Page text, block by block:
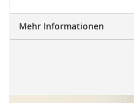
Mehr Informationen